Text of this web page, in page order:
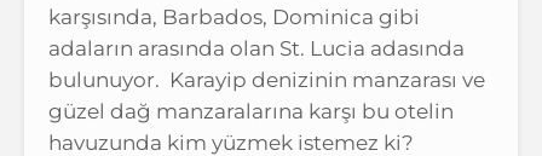
karşısında, Barbados, Dominica gibi
adaların arasında olan St. Lucia adasında
bulunuyor. Karayip denizinin manzarası ve
güzel dağ manzaralarına karşı bu otelin
havuzunda kim yüzmek istemez ki?